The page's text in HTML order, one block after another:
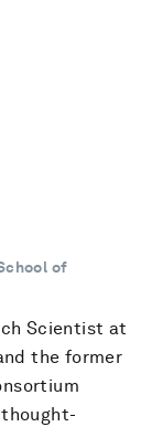
of
Scientist at
the former